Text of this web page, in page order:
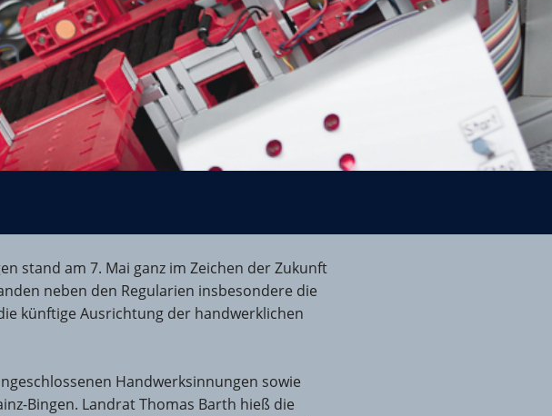
stand am 7. Mai ganz im Zeichen der Zukunft
neben den Regularien insbesondere die
künftige Ausrichtung der handwerklichen
Handwerksinnungen sowie
Bingen. Landrat Thomas Barth hieß die